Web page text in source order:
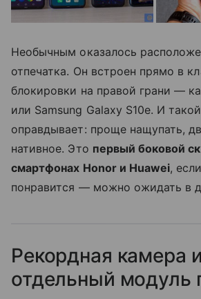
Необычным оказалось
отпечатка. Он встроен прямо в
блокировки на правой грани —
или Samsung Galaxy S10e. И
оправдывает: проще нащупать,
нативное. Это первый боковой
смартфонах Honor и Huawei,
понравится — можно ожидать в
Рекордная камера и
отдельный модуль